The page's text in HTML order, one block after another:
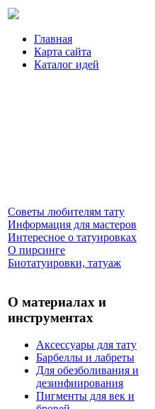
Главная
Карта сайта
Каталог идей
Советы любителям тату
Информация для мастеров
Интересное о татуировках
О пирсинге
Биотатуировки, татуаж
О материалах и
инструментах
Аксессуары для тату
Барбеллы и лабреты
Для обезболивания и
дезинфиирования
Пигменты для век и